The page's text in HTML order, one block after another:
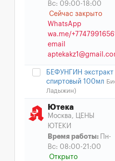
Вс: 09:00-18:00
Сейчас закрыто
WhatsApp
wa.me/
email
БЕФУНГИН экстракт
спиртовый 100мл
Ладыжин)
Ютека
Москва, ЦЕНЫ
ЮТЕКИ
Время работы:
Пн-
Вс: 08:00-21:00
Открыто